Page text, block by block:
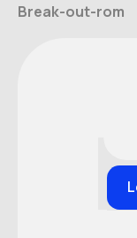
Break-out-rom